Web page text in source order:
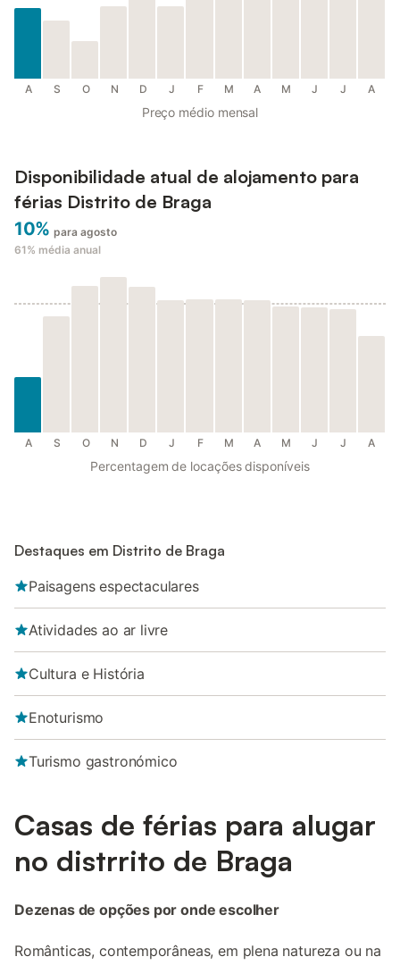
A S O N D J F M A M J J A
Preço médio mensal
Disponibilidade atual de alojamento para
férias Distrito de Braga
10% para agosto
61% média anual
A S O N D J F M A M J J A
Percentagem de locações disponíveis
Destaques em Distrito de Braga
Paisagens espectaculares
Atividades ao ar livre
Cultura e História
Enoturismo
Turismo gastronómico
Casas de férias para alugar
no distrrito de Braga
Dezenas de opções por onde escolher
Românticas, contemporâneas, em plena natureza ou na